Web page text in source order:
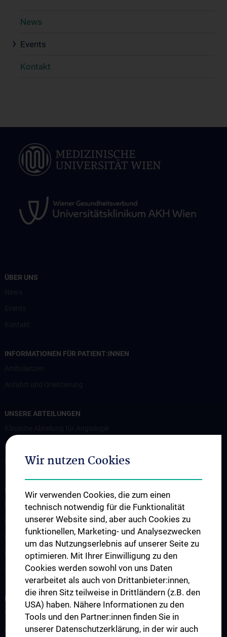
News
Events
Kontakt
ÜBER UNS
INFORMATIONEN FÜR PATIENT:INNEN
UNSERE ABTEILUNGEN
Klinische Abteilung für Kardiologie
Klinische Abteilung für Pulmologie
STUDIUM, AUS- UND WEITERBILDUNG
Lehre an der Universitätsklinik für Innere Medizin II
Famulatur und KPJ
Mentoring Programme
Postgraduale Programme
Sekretariat
FORSCHUNG
Wissenschaft und Forschung
Abteilung für Angiologie
Wir nutzen Cookies
Wir verwenden Cookies, die zum einen
technisch notwendig für die Funktionalität
unserer Website sind, aber auch Cookies zu
funktionellen, Marketing- und Analysezwecken
um das Nutzungserlebnis auf unserer Seite zu
optimieren. Mit Ihrer Einwilligung zu den
Cookies werden sowohl von uns Daten
verarbeitet als auch von Drittanbieter:innen,
die ihren Sitz teilweise in Drittländern (z.B. den
USA) haben. Nähere Informationen zu den
Tools und den Partner:innen finden Sie in
unserer Datenschutzerklärung, in der wir auch